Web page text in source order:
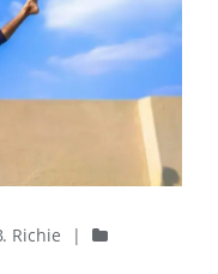
Richie
|